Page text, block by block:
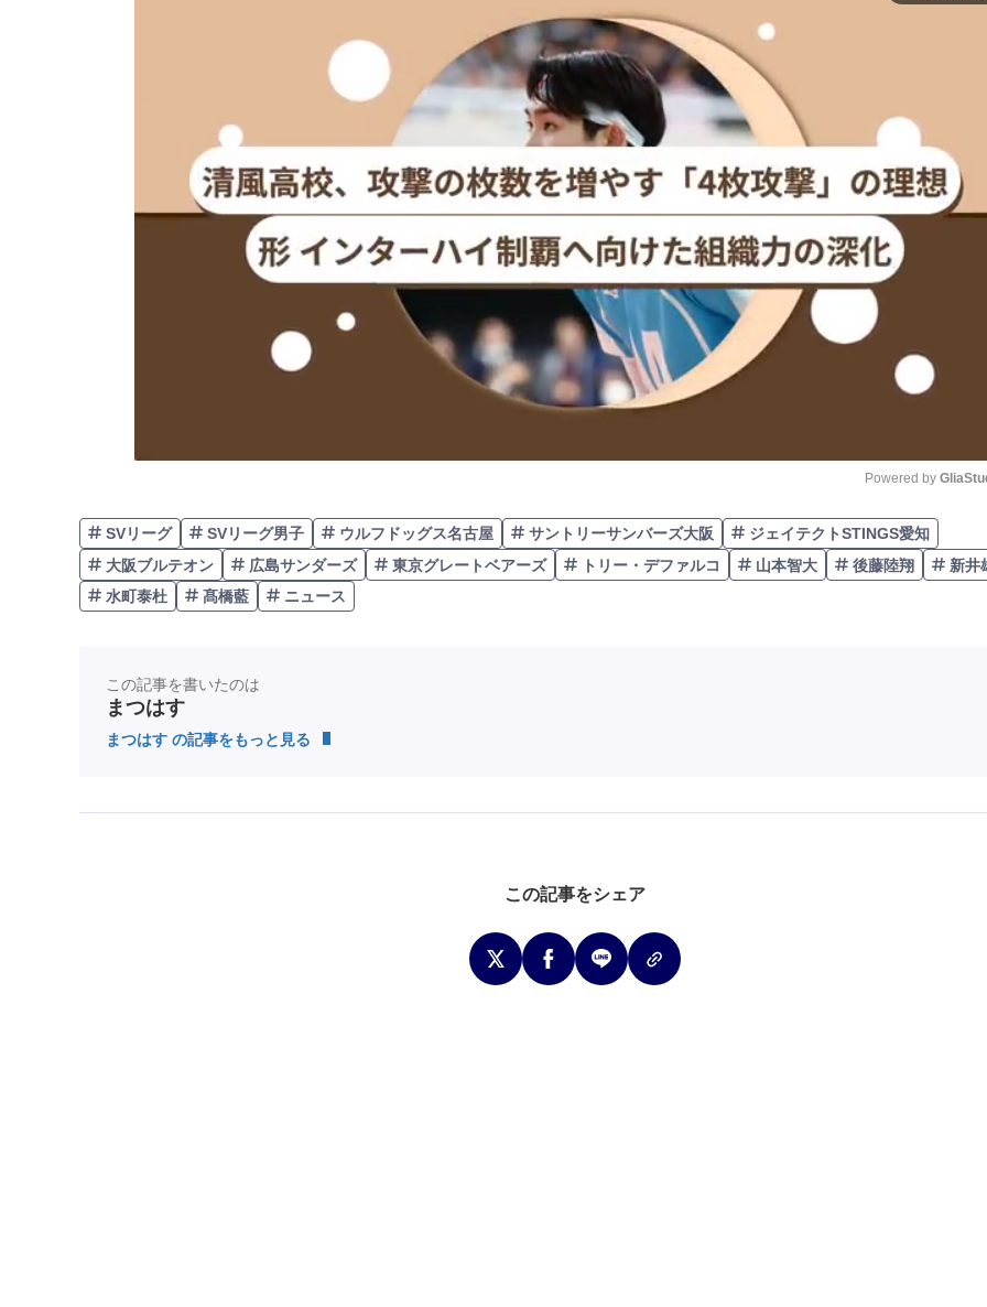
Unmute
Powered by
SVリーグ SVリーグ男子 ウルフドッグス名古屋 サントリーサンバーズ大阪
ジェイテクトSTINGS愛知
大阪ブルテオン
広島サンダーズ 東京グレートベアーズ トリー・デファルコ 山本智大 後藤陸翔
新井
水町泰杜
髙橋藍 ニュース
この記事を書いたのは
まつはす
まつはす の記事をもっと見る
この記事をシェア